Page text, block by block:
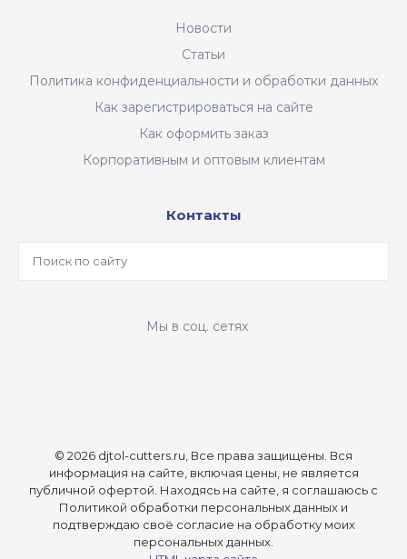
Новости
Статьи
Политика конфиденциальности и обработки данных
Как зарегистрироваться на сайте
Как оформить заказ
Корпоративным и оптовым клиентам
Контакты
Мы в соц. сетях
© 2026 djtol-cutters.ru, Все права защищены. Вся
информация на сайте, включая цены, не является
публичной офертой. Находясь на сайте, я соглашаюсь с
Политикой обработки персональных данных и
подтверждаю своё согласие на обработку моих
персональных данных.